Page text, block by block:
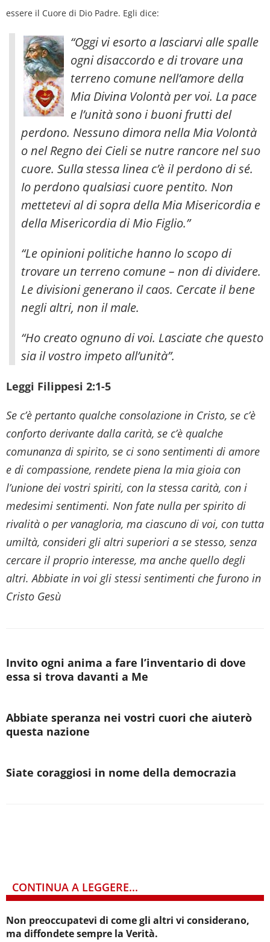
essere il Cuore di Dio Padre. Egli dice:
“Oggi vi esorto a lasciarvi alle spalle
ogni disaccordo e di trovare una
terreno comune nell’amore della
Mia Divina Volontà per voi. La pace
e l’unità sono i buoni frutti del
perdono. Nessuno dimora nella Mia Volontà
o nel Regno dei Cieli se nutre rancore nel suo
cuore. Sulla stessa linea c’è il perdono di sé.
Io perdono qualsiasi cuore pentito. Non
mettetevi al di sopra della Mia Misericordia e
della Misericordia di Mio Figlio.”
“Le opinioni politiche hanno lo scopo di
trovare un terreno comune – non di dividere.
Le divisioni generano il caos. Cercate il bene
negli altri, non il male.
“Ho creato ognuno di voi. Lasciate che questo
sia il vostro impeto all’unità”.
Leggi Filippesi 2:1-5
Se c’è pertanto qualche consolazione in Cristo, se c’è
conforto derivante dalla carità, se c’è qualche
comunanza di spirito, se ci sono sentimenti di amore
e di compassione, rendete piena la mia gioia con
l’unione dei vostri spiriti, con la stessa carità, con i
medesimi sentimenti. Non fate nulla per spirito di
rivalità o per vanagloria, ma ciascuno di voi, con tutta
umiltà, consideri gli altri superiori a se stesso, senza
cercare il proprio interesse, ma anche quello degli
altri. Abbiate in voi gli stessi sentimenti che furono in
Cristo Gesù
Invito ogni anima a fare l’inventario di dove
essa si trova davanti a Me
Abbiate speranza nei vostri cuori che aiuterò
questa nazione
Siate coraggiosi in nome della democrazia
CONTINUA A LEGGERE...
Non preoccupatevi di come gli altri vi considerano,
ma diffondete sempre la Verità.